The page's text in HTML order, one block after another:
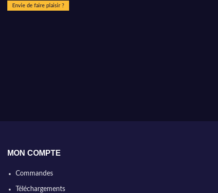
Envie de faire plaisir ?
MON COMPTE
Commandes
Téléchargements